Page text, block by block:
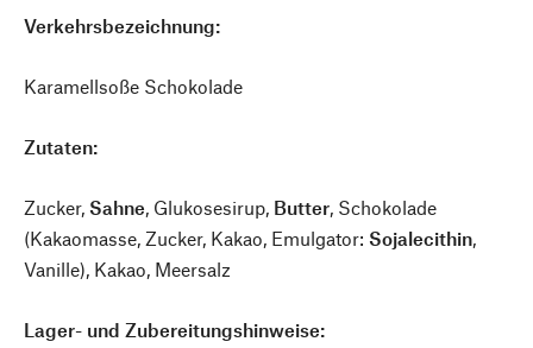
Verkehrsbezeichnung:
Karamellsoße Schokolade
Zutaten:
Zucker, Sahne, Glukosesirup, Butter, Schokolade
(Kakaomasse, Zucker, Kakao, Emulgator: Sojalecithin,
Vanille), Kakao, Meersalz
Lager- und Zubereitungshinweise: